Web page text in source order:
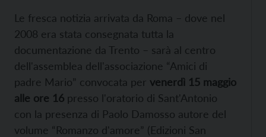
Le fresca notizia arrivata da Roma – dove nel
2008 era stata consegnata tutta la
documentazione da Trento – sarà al centro
dell'assemblea dell'associazione “Amici di
padre Mario” convocata per venerdì 15 maggio
alle ore 16 presso l'oratorio di Sant'Antonio
con la presenza di Paolo Damosso autore del
volume “Romanzo d'amore” (Edizioni San